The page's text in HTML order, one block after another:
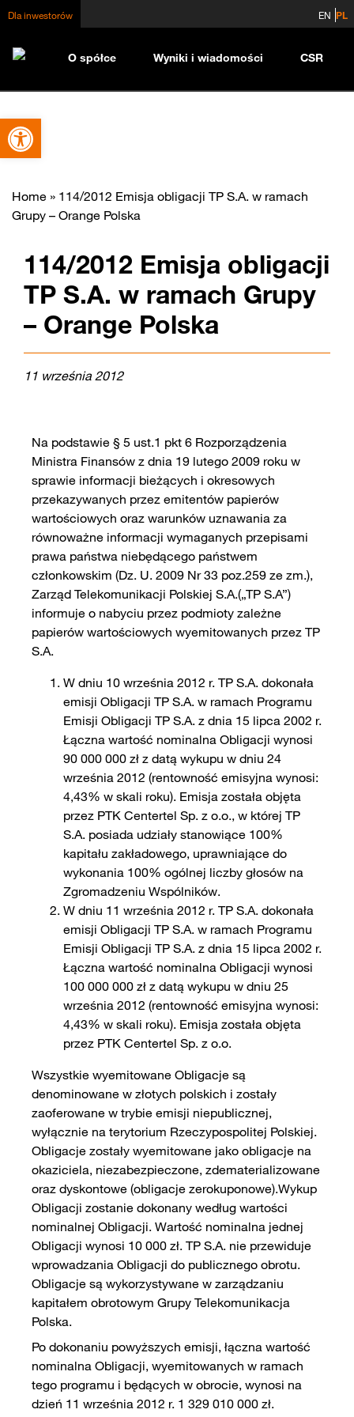
Otwórz pasek narzędzi
Dla inwestorów EN PL
O spółce Wyniki i wiadomości CSR
Home » 114/2012 Emisja obligacji TP S.A. w ramach
Grupy – Orange Polska
114/2012 Emisja obligacji
TP S.A. w ramach Grupy
– Orange Polska
11 września 2012
Na podstawie § 5 ust.1 pkt 6 Rozporządzenia
Ministra Finansów z dnia 19 lutego 2009 roku w
sprawie informacji bieżących i okresowych
przekazywanych przez emitentów papierów
wartościowych oraz warunków uznawania za
równoważne informacji wymaganych przepisami
prawa państwa niebędącego państwem
członkowskim (Dz. U. 2009 Nr 33 poz.259 ze zm.),
Zarząd Telekomunikacji Polskiej S.A.(„TP S.A”)
informuje o nabyciu przez podmioty zależne
papierów wartościowych wyemitowanych przez TP
S.A.
W dniu 10 września 2012 r. TP S.A. dokonała
emisji Obligacji TP S.A. w ramach Programu
Emisji Obligacji TP S.A. z dnia 15 lipca 2002 r.
Łączna wartość nominalna Obligacji wynosi
90 000 000 zł z datą wykupu w dniu 24
września 2012 (rentowność emisyjna wynosi:
4,43% w skali roku). Emisja została objęta
przez PTK Centertel Sp. z o.o., w której TP
S.A. posiada udziały stanowiące 100%
kapitału zakładowego, uprawniające do
wykonania 100% ogólnej liczby głosów na
Zgromadzeniu Wspólników.
W dniu 11 września 2012 r. TP S.A. dokonała
emisji Obligacji TP S.A. w ramach Programu
Emisji Obligacji TP S.A. z dnia 15 lipca 2002 r.
Łączna wartość nominalna Obligacji wynosi
100 000 000 zł z datą wykupu w dniu 25
września 2012 (rentowność emisyjna wynosi:
4,43% w skali roku). Emisja została objęta
przez PTK Centertel Sp. z o.o.
Wszystkie wyemitowane Obligacje są
denominowane w złotych polskich i zostały
zaoferowane w trybie emisji niepublicznej,
wyłącznie na terytorium Rzeczypospolitej Polskiej.
Obligacje zostały wyemitowane jako obligacje na
okaziciela, niezabezpieczone, zdematerializowane
oraz dyskontowe (obligacje zerokuponowe).Wykup
Obligacji zostanie dokonany według wartości
nominalnej Obligacji. Wartość nominalna jednej
Obligacji wynosi 10 000 zł. TP S.A. nie przewiduje
wprowadzania Obligacji do publicznego obrotu.
Obligacje są wykorzystywane w zarządzaniu
kapitałem obrotowym Grupy Telekomunikacja
Polska.
Po dokonaniu powyższych emisji, łączna wartość
nominalna Obligacji, wyemitowanych w ramach
tego programu i będących w obrocie, wynosi na
dzień 11 września 2012 r. 1 329 010 000 zł.